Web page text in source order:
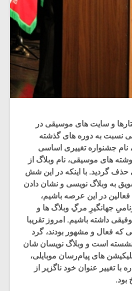
و سایت های موسیقی در
نسبت به دوره های گذشته
نام جشنواره تغییری اساسی
های موسیقی، نام وبلاگ از
حذف گردید. با اینکه در این شش
به وبلاگ نویسی و نشان دادن
در این عرصه باشیم،
جهانگیرِ مرگِ وبلاگ ها و
داشته باشیم. امروز تقریبا
که فعال و مشهور بودند، گرد
است و وبلاگ نویسان شان
های پیام‌رسان موبایلی،
با تغییر عنوان خود ناگزیر از
بود.
روژا موریس ژار